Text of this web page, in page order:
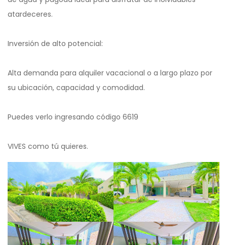
atardeceres.
Inversión de alto potencial:
Alta demanda para alquiler vacacional o a largo plazo por
su ubicación, capacidad y comodidad.
Puedes verlo ingresando código 6619
VIVES como tú quieres.